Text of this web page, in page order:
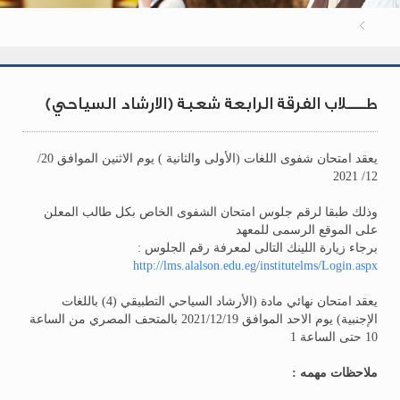
طــــلاب الفرقة الرابعة شعبة (الارشاد السياحي)
يعقد امتحان شفوى اللغات (الأولى والثانية ) يوم الاثنين الموافق 20/
12/ 2021
وذلك طبقا لرقم جلوس امتحان الشفوى الخاص بكل طالب المعلن
على الموقع الرسمى للمعهد
برجاء زيارة اللينك التالى لمعرفة رقم الجلوس :
http://lms.alalson.edu.eg/institutelms/Login.aspx
يعقد امتحان نهائي مادة (الأرشاد السياحي التطبيقي (4) باللغات
الإجنبية) يوم الاحد الموافق 2021/12/19 بالمتحف المصري من الساعة
10 حتى الساعة 1
ملاحظات مهمه :